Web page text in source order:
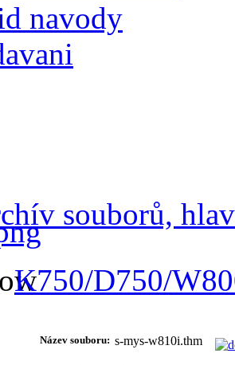
navody
souborů,
K750/D750/
Název souboru: s-mys-w810i.thm